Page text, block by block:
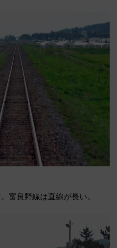
富良野線は直線が長い。